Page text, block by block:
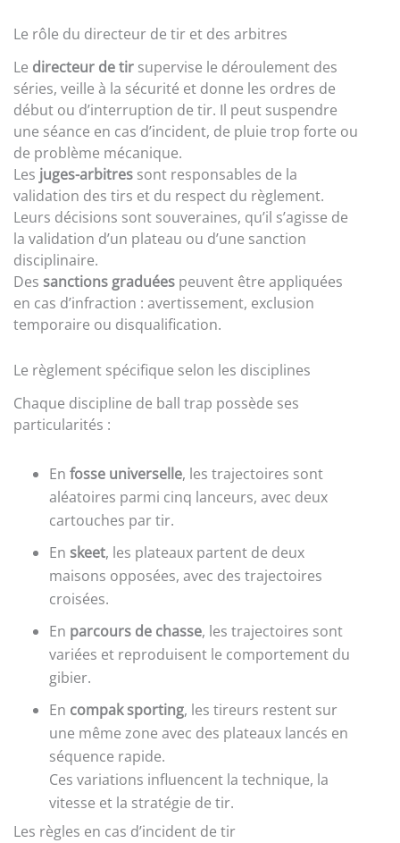
Le rôle du directeur de tir et des arbitres
Le directeur de tir supervise le déroulement des
séries, veille à la sécurité et donne les ordres de
début ou d’interruption de tir. Il peut suspendre
une séance en cas d’incident, de pluie trop forte ou
de problème mécanique.
Les juges-arbitres sont responsables de la
validation des tirs et du respect du règlement.
Leurs décisions sont souveraines, qu’il s’agisse de
la validation d’un plateau ou d’une sanction
disciplinaire.
Des sanctions graduées peuvent être appliquées
en cas d’infraction : avertissement, exclusion
temporaire ou disqualification.
Le règlement spécifique selon les disciplines
Chaque discipline de ball trap possède ses
particularités :
En fosse universelle, les trajectoires sont
aléatoires parmi cinq lanceurs, avec deux
cartouches par tir.
En skeet, les plateaux partent de deux
maisons opposées, avec des trajectoires
croisées.
En parcours de chasse, les trajectoires sont
variées et reproduisent le comportement du
gibier.
En compak sporting, les tireurs restent sur
une même zone avec des plateaux lancés en
séquence rapide.
Ces variations influencent la technique, la
vitesse et la stratégie de tir.
Les règles en cas d’incident de tir